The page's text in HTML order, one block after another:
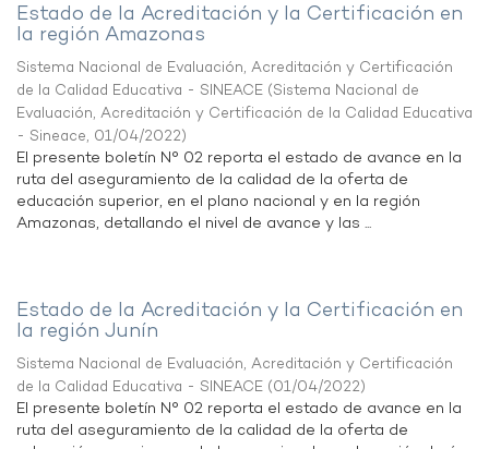
Estado de la Acreditación y la Certificación en
la región Amazonas
Sistema Nacional de Evaluación, Acreditación y Certificación
de la Calidad Educativa - SINEACE (Sistema Nacional de
Evaluación, Acreditación y Certificación de la Calidad Educativa
- Sineace, 01/04/2022)
El presente boletín N° 02 reporta el estado de avance en la
ruta del aseguramiento de la calidad de la oferta de
educación superior, en el plano nacional y en la región
Amazonas, detallando el nivel de avance y las ...
Estado de la Acreditación y la Certificación en
la región Junín
Sistema Nacional de Evaluación, Acreditación y Certificación
de la Calidad Educativa - SINEACE (01/04/2022)
El presente boletín N° 02 reporta el estado de avance en la
ruta del aseguramiento de la calidad de la oferta de